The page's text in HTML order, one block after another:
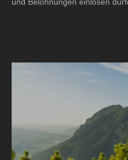
und Belohnungen einlösen